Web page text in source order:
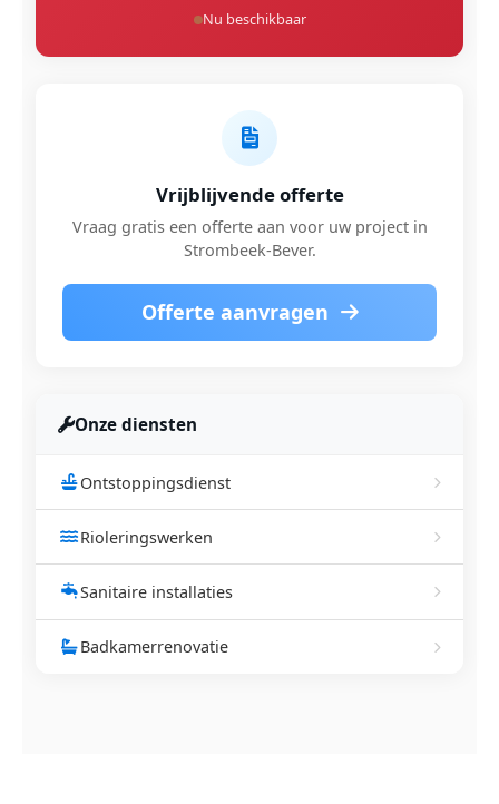
Nu beschikbaar
Vrijblijvende offerte
Vraag gratis een offerte aan voor uw project in
Strombeek-Bever.
Offerte aanvragen
Onze diensten
Ontstoppingsdienst
Rioleringswerken
Sanitaire installaties
Badkamerrenovatie